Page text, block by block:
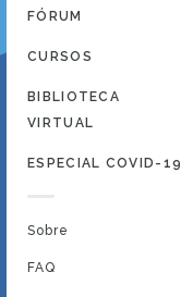
FÓRUM
CURSOS
BIBLIOTECA
VIRTUAL
ESPECIAL COVID-19
Sobre
FAQ